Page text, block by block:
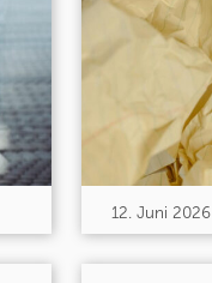
12. Juni 2026